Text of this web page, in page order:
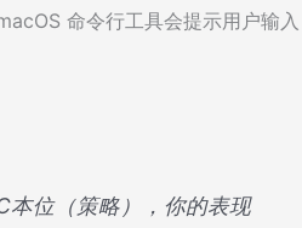
命令行工具会提示用户输入
位（策略），你的表现